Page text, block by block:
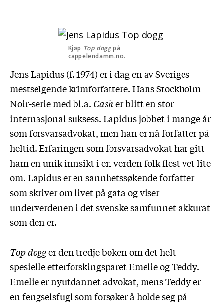
Kjøp Top doggpå
cappelendamm.no.
Jens Lapidus (f. 1974) er i dag en av Sveriges
mestselgende krimforfattere. Hans Stockholm
Noir-serie med bl.a. Casher blitt en stor
internasjonal suksess. Lapidus jobbet i mange år
som forsvarsadvokat, men han er nå forfatter på
heltid. Erfaringen som forsvarsadvokat har gitt
ham en unik innsikt i en verden folk flest vet lite
om. Lapidus er en sannhetssøkende forfatter
som skriver om livet på gata og viser
underverdenen i det svenske samfunnet akkurat
som den er.
Top dogger den tredje boken om det helt
spesielle etterforskingsparet Emelie og Teddy.
Emelie er nyutdannet advokat, mens Teddy er
en fengselsfugl som forsøker å holde seg på